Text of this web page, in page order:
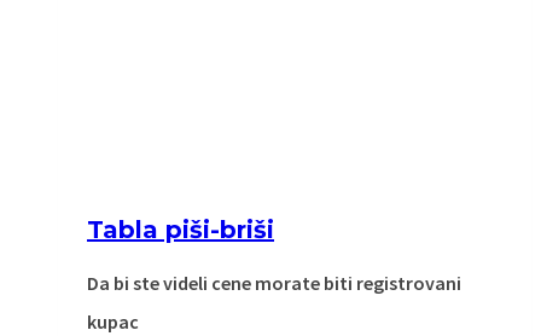
Tabla piši-briši
Da bi ste videli cene morate biti registrovani
kupac